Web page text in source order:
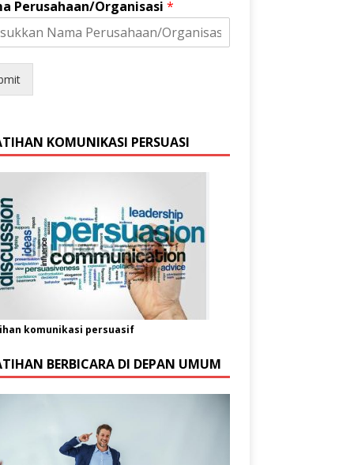
Perusahaan/Organisasi *
KOMUNIKASI PERSUASI
komunikasi persuasif
BERBICARA DI DEPAN UMUM